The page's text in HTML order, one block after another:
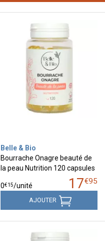
Belle & Bio
Bourrache Onagre beauté de
la peau Nutrition 120 capsules
17€95
0€15/unité
AJOUTER